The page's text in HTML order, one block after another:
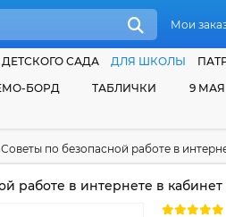
Мои
САДА ДЛЯ ШКОЛЫ
БОРД ТАБЛИЧКИ 9 МАЯ
по безопасной работе в
работе в интернете в